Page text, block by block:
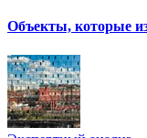
Объекты, которые